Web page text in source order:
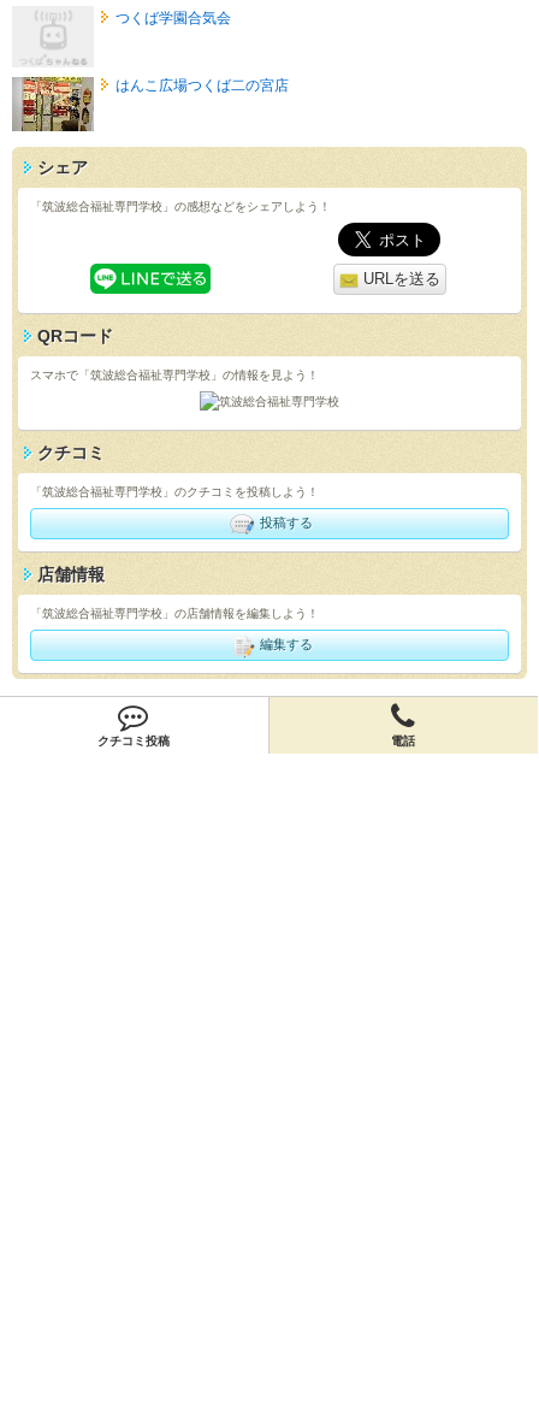
クチコミ投稿 電話
つくば学園合気会
はんこ広場つくば二の宮店
シェア
「筑波総合福祉専門学校」の感想などをシェアしよう！
URLを送る
QRコード
スマホで「筑波総合福祉専門学校」の情報を見よう！
クチコミ
「筑波総合福祉専門学校」のクチコミを投稿しよう！
投稿する
店舗情報
「筑波総合福祉専門学校」の店舗情報を編集しよう！
編集する
会員登録
無料会員登録